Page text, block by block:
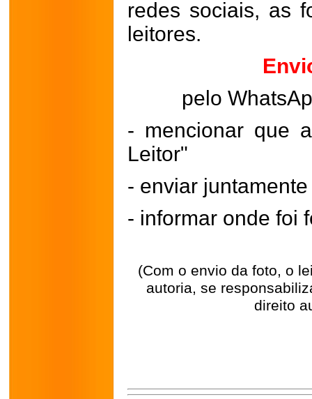
redes sociais, as
leitores.
pelo
- mencionar que
Leitor"
- enviar
- informar onde foi
(Com o envio da foto, o
autoria, se
direito